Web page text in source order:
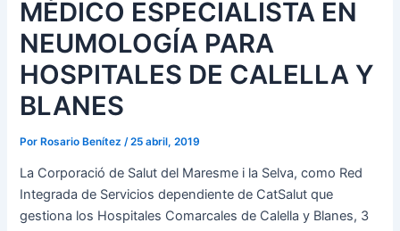
MÉDICO ESPECIALISTA EN
NEUMOLOGÍA PARA
HOSPITALES DE CALELLA Y
BLANES
PorRosario Benítez /25 abril, 2019
La Corporació de Salut del Maresme i la Selva, como Red
Integrada de Servicios dependiente de CatSalut que
gestiona los Hospitales Comarcales de Calella y Blanes, 3